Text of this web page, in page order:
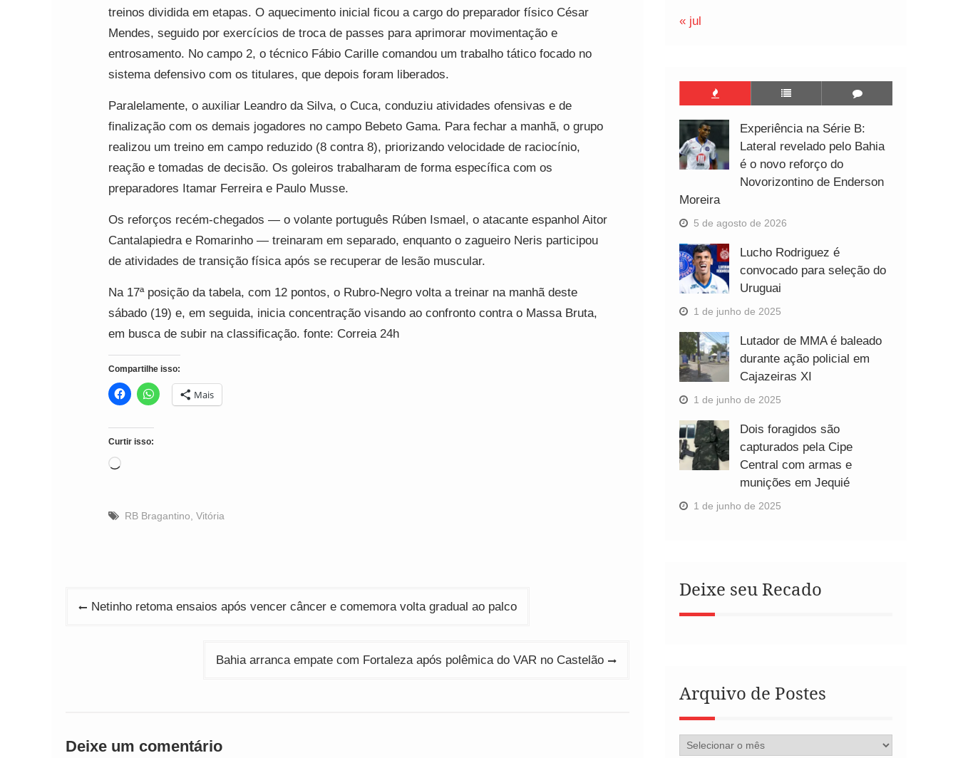
treinos dividida em etapas. O aquecimento inicial ficou a cargo do preparador físico César
Mendes, seguido por exercícios de troca de passes para aprimorar movimentação e
entrosamento. No campo 2, o técnico Fábio Carille comandou um trabalho tático focado no
sistema defensivo com os titulares, que depois foram liberados.
Paralelamente, o auxiliar Leandro da Silva, o Cuca, conduziu atividades ofensivas e de
finalização com os demais jogadores no campo Bebeto Gama. Para fechar a manhã, o grupo
realizou um treino em campo reduzido (8 contra 8), priorizando velocidade de raciocínio,
reação e tomadas de decisão. Os goleiros trabalharam de forma específica com os
preparadores Itamar Ferreira e Paulo Musse.
Os reforços recém-chegados — o volante português Rúben Ismael, o atacante espanhol Aitor
Cantalapiedra e Romarinho — treinaram em separado, enquanto o zagueiro Neris participou
de atividades de transição física após se recuperar de lesão muscular.
Na 17ª posição da tabela, com 12 pontos, o Rubro-Negro volta a treinar na manhã deste
sábado (19) e, em seguida, inicia concentração visando ao confronto contra o Massa Bruta,
em busca de subir na classificação. fonte: Correia 24h
Compartilhe isso:
Mais
Curtir isso:
Carregando...
RB Bragantino, Vitória
Navegação
Netinho retoma ensaios após vencer câncer e comemora volta gradual ao palco
Bahia arranca empate com Fortaleza após polêmica do VAR no Castelão
Deixe um comentário
« jul
Experiência na Série B:
Lateral revelado pelo Bahia
é o novo reforço do
Novorizontino de Enderson
Moreira
5 de agosto de 2026
Lucho Rodriguez é
convocado para seleção do
Uruguai
1 de junho de 2025
Lutador de MMA é baleado
durante ação policial em
Cajazeiras XI
1 de junho de 2025
Dois foragidos são
capturados pela Cipe
Central com armas e
munições em Jequié
1 de junho de 2025
Deixe seu Recado
Arquivo de Postes
Arquivo